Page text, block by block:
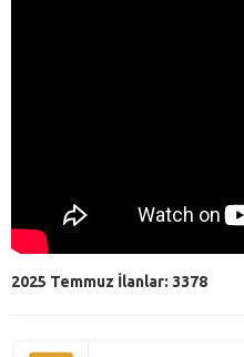
2025 Temmuz İlanlar: 3378